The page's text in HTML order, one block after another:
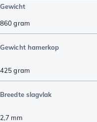
Gewicht
860gram
Gewicht hamerkop
425gram
Breedte slagvlak
2,7 mm